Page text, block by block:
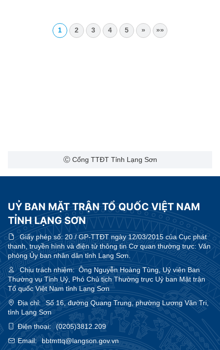
1 2 3 4 5 » »»
Ⓒ Cổng TTĐT Tỉnh Lạng Sơn
UỶ BAN MẶT TRẬN TỔ QUỐC VIỆT NAM
TỈNH LẠNG SƠN
Giấy phép số:20 / GP-TTĐT ngày 12/03/2015 của Cục phát
thanh, truyền hình và điện tử thông tin Cơ quan thường trực: Văn
phòng Ủy ban nhân dân tỉnh Lạng Sơn.
Chịu trách nhiệm:Ông Nguyễn Hoàng Tùng, Uỷ viên Ban
Thường vụ Tỉnh Uỷ, Phó Chủ tịch Thường trực Uỷ ban Mặt trận
Tổ quốc Việt Nam tỉnh Lạng Sơn
Địa chỉ:
Số 16, đường Quang Trung, phường Lương Văn Tri,
tỉnh Lạng Sơn
Điện thoại:
(0205)3812.209
Email:
bbtmttq@langson.gov.vn